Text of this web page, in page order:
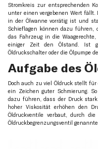
Stromkreis zur entsprechenden
unter einen vergebenen Wert fällt.
in der Ölwanne vorrätig ist und
Schieflagen können dazu führen,
das Fahrzeug in die
einiger Zeit den Ölstand. Ist
Öldruckschalter oder die Ölpumpe
Aufgabe des
Doch auch zu viel Öldruck stellt
ein Zeichen guter Schmierung.
dazu führen, dass der Druck
hoher Viskosität erhöhen den
Öldruckventile verbaut, durch
Öldruckbegrenzungsventil